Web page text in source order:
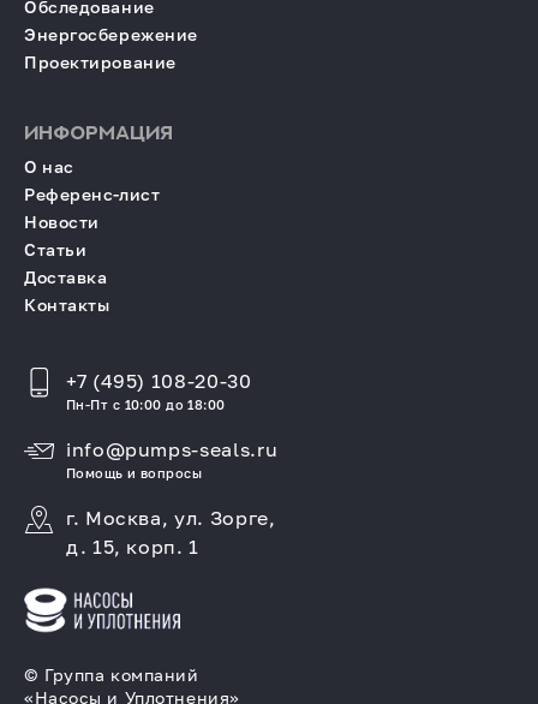
© Группа компаний
«Насосы и Уплотнения»
Обследование
Энергосбережение
Проектирование
ИНФОРМАЦИЯ
О нас
Референс-лист
Новости
Статьи
Доставка
Контакты
+7 (495) 108-20-30
Пн-Пт с 10:00 до 18:00
info@pumps-seals.ru
Помощь и вопросы
г. Москва, ул. Зорге,
д. 15, корп. 1